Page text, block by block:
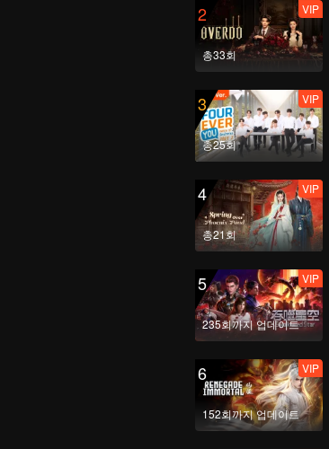
2
총33회
VIP
3
총25회
VIP
4
총21회
VIP
5
235회까지 업데이트
VIP
6
152회까지 업데이트
VIP